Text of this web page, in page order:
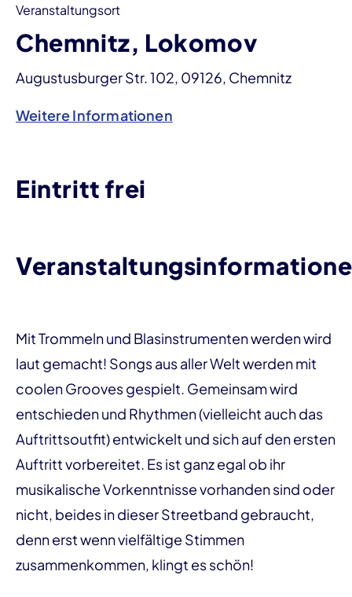
Veranstaltungsort
Chemnitz, Lokomov
Augustusburger Str. 102, 09126, Chemnitz
Weitere Informationen
Eintritt frei
Mit Trommeln und Blasinstrumenten werden wird
laut gemacht! Songs aus aller Welt werden mit
coolen Grooves gespielt. Gemeinsam wird
entschieden und Rhythmen (vielleicht auch das
Auftrittsoutfit) entwickelt und sich auf den ersten
Auftritt vorbereitet. Es ist ganz egal ob ihr
musikalische Vorkenntnisse vorhanden sind oder
nicht, beides in dieser Streetband gebraucht,
denn erst wenn vielfältige Stimmen
zusammenkommen, klingt es schön!